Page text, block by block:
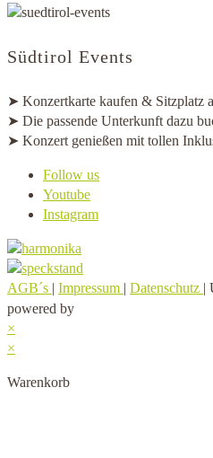
Südtirol Events
➤ Konzertkarte kaufen & Sitzplatz
➤ Die passende Unterkunft dazu
➤ Konzert genießen mit tollen
Follow us
Youtube
Instagram
AGB´s | Impressum | Datenschutz |
powered by
×
×
Warenkorb